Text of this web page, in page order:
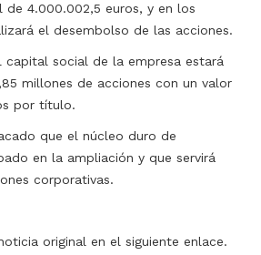
4.000.002,5 euros, y en los
el desembolso de las acciones.
capital social de la empresa estará
millones de acciones con un valor
por título.
que el núcleo duro de
en la ampliación y que servirá
corporativas.
original en el siguiente enlace.